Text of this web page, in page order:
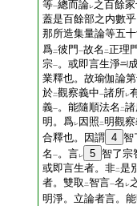
等一總而論レ之百餘
蓋是百餘部之内數
那所造集量論等五
爲二彼門 一故名 二正理
宗一。或即言生淨
業釋也。故瑜伽論
於二觀察義中一諸所レ
義一。能隨順法名 二
明。爲レ 因照 二明觀
合釋也。因謂 4 智
名 一。言レ 5 智了宗
或即言生者。非二是
者。雙取 二智言一名 レ
明淨。立論者言。